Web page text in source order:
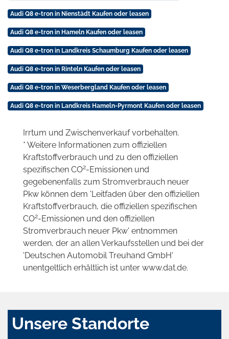
Audi Q8 e-tron in Nienstädt Kaufen oder leasen
Audi Q8 e-tron in Hameln Kaufen oder leasen
Audi Q8 e-tron in Landkreis Schaumburg Kaufen oder leasen
Audi Q8 e-tron in Rinteln Kaufen oder leasen
Audi Q8 e-tron in Weserbergland Kaufen oder leasen
Audi Q8 e-tron in Landkreis Hameln-Pyrmont Kaufen oder leasen
Irrtum und Zwischenverkauf vorbehalten.
* Weitere Informationen zum offiziellen
Kraftstoffverbrauch und zu den offiziellen
spezifischen CO2-Emissionen und
gegebenenfalls zum Stromverbrauch neuer
Pkw können dem 'Leitfaden über den offiziellen
Kraftstoffverbrauch, die offiziellen spezifischen
CO2-Emissionen und den offiziellen
Stromverbrauch neuer Pkw' entnommen
werden, der an allen Verkaufsstellen und bei der
'Deutschen Automobil Treuhand GmbH'
unentgeltlich erhältlich ist unter www.dat.de.
Unsere Standorte